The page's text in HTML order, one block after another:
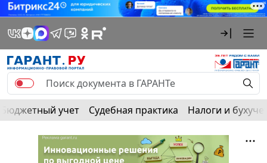
Бюджетный учет Судебная практика Налоги и